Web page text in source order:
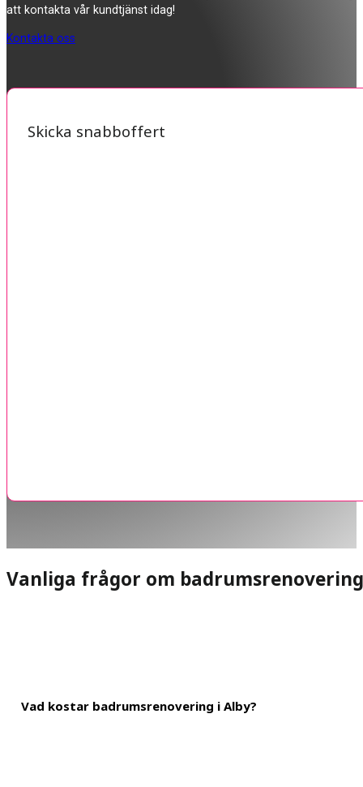
att kontakta vår kundtjänst idag!
Kontakta oss
Skicka snabboffert
Vanliga frågor om badrumsrenovering
Vad kostar badrumsrenovering i Alby?